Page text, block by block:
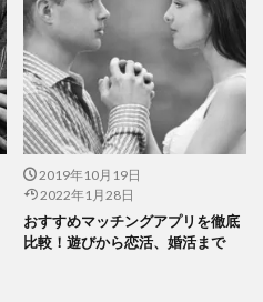
2019年10月19日
2022年1月28日
おすすめマッチングアプリを徹底
比較！遊びから恋活、婚活まで